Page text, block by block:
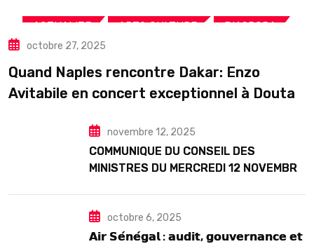
ACTUALITE ART& CULTURE DIASPORA
TOURISME
octobre 27, 2025
Quand Naples rencontre Dakar: Enzo
Avitabile en concert exceptionnel à Douta
novembre 12, 2025
COMMUNIQUE DU CONSEIL DES
MINISTRES DU MERCREDI 12 NOVEMBRE
octobre 6, 2025
𝗔𝗶𝗿 𝗦𝗲́𝗻𝗲́𝗴𝗮𝗹 : 𝗮𝘂𝗱𝗶𝘁, 𝗴𝗼𝘂𝘃𝗲𝗿𝗻𝗮𝗻𝗰𝗲 𝗲𝘁